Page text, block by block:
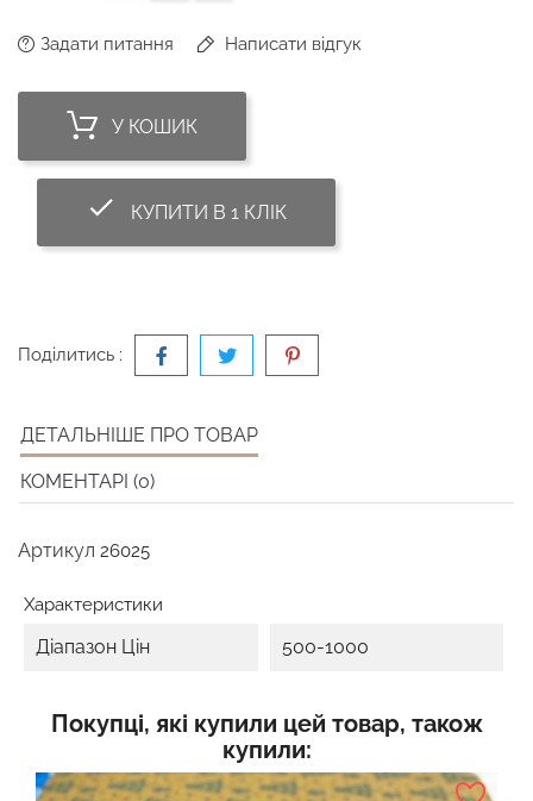
Задати питання Написати відгук
У КОШИК
done_outline
КУПИТИ В 1 КЛІК
Поділитись :
ДЕТАЛЬНІШЕ ПРО ТОВАР
КОМЕНТАРІ (0)
Артикул 26025
Характеристики
Діапазон Цін 500-1000
Покупці, які купили цей товар, також
купили: